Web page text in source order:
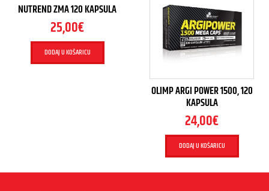
NUTREND ZMA 120 KAPSULA
25,00€
DODAJ U KOŠARICU
OLIMP ARGI POWER 1500, 120
KAPSULA
24,00€
DODAJ U KOŠARICU